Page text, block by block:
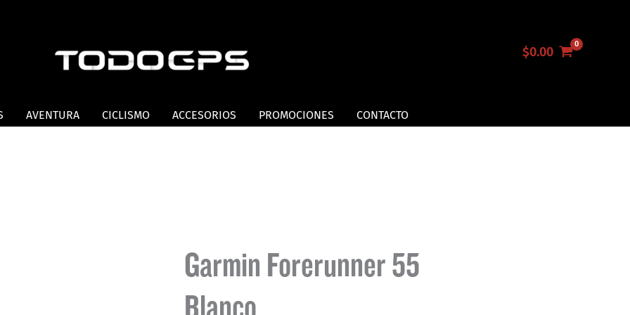
$0.00
AVENTURA CICLISMO ACCESORIOS PROMOCIONES CONTACTO
Garmin Forerunner 55